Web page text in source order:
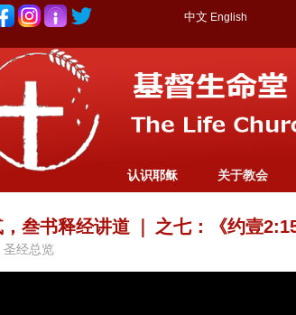
中文 English
认识耶稣 关于教会
叁书释经讲道 之七：《约壹
圣经总览